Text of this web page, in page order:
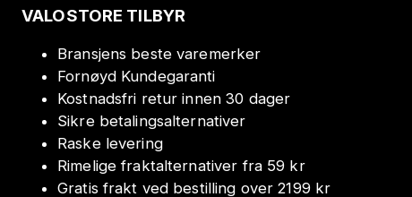
VALOSTORE TILBYR
Bransjens beste varemerker
Fornøyd Kundegaranti
Kostnadsfri retur innen 30 dager
Sikre betalingsalternativer
Raske levering
Rimelige fraktalternativer fra 59 kr
Gratis frakt ved bestilling over 2199 kr